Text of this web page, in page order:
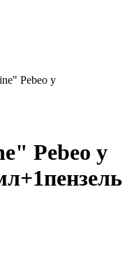
Pebeo у
Pebeo у